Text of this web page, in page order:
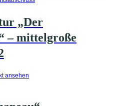
„Der
– mittelgroße
ansehen